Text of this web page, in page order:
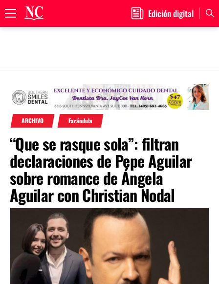
content
Edición digital
ARCHIVO Farándula
“Que se rasque sola”: filtran
declaraciones de Pepe Aguilar
sobre romance de Ángela
Aguilar con Christian Nodal